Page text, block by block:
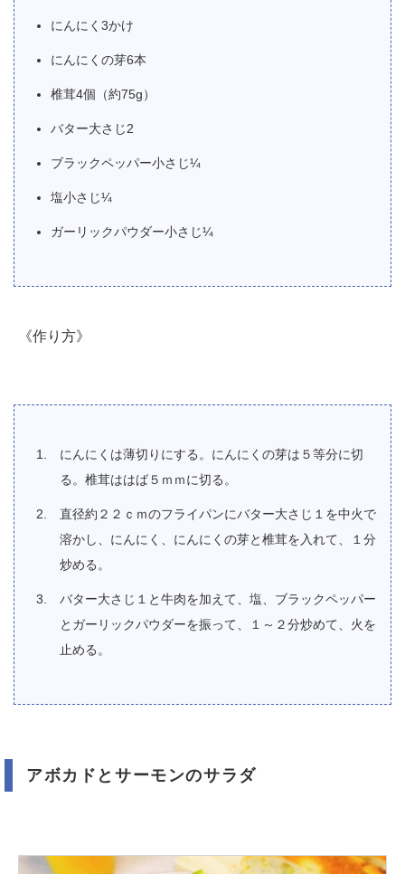
にんにく3かけ
にんにくの芽6本
椎茸4個（約75g）
バター大さじ2
ブラックペッパー小さじ¼
塩小さじ¼
ガーリックパウダー小さじ¼
《作り方》
にんにくは薄切りにする。にんにくの芽は５等分に切
る。椎茸ははば５ｍｍに切る。
直径約２２ｃｍのフライパンにバター大さじ１を中火で
溶かし、にんにく、にんにくの芽と椎茸を入れて、１分
炒める。
バター大さじ１と牛肉を加えて、塩、ブラックペッパー
とガーリックパウダーを振って、１～２分炒めて、火を
止める。
アボカドとサーモンのサラダ